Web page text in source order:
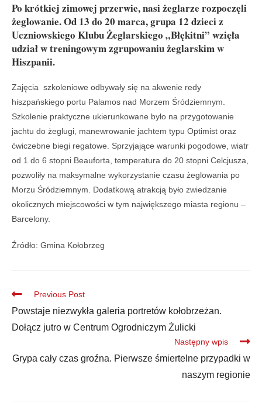
Po krótkiej zimowej przerwie, nasi żeglarze rozpoczęli
żeglowanie. Od 13 do 20 marca, grupa 12 dzieci z
Uczniowskiego Klubu Żeglarskiego „Błękitni” wzięła
udział w treningowym zgrupowaniu żeglarskim w
Hiszpanii.
Zajęcia szkoleniowe odbywały się na akwenie redy
hiszpańskiego portu Palamos nad Morzem Śródziemnym.
Szkolenie praktyczne ukierunkowane było na przygotowanie
jachtu do żeglugi, manewrowanie jachtem typu Optimist oraz
ćwiczebne biegi regatowe. Sprzyjające warunki pogodowe, wiatr
od 1 do 6 stopni Beauforta, temperatura do 20 stopni Celcjusza,
pozwoliły na maksymalne wykorzystanie czasu żeglowania po
Morzu Śródziemnym. Dodatkową atrakcją było zwiedzanie
okolicznych miejscowości w tym największego miasta regionu –
Barcelony.
Źródło: Gmina Kołobrzeg
Previous Post
Powstaje niezwykła galeria portretów kołobrzeżan.
Dołącz jutro w Centrum Ogrodniczym Żulicki
Następny wpis
Grypa cały czas groźna. Pierwsze śmiertelne przypadki w
naszym regionie